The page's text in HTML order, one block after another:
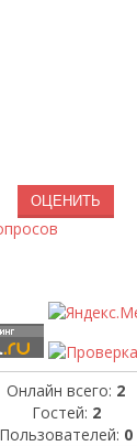
Онлайн всего: 2
Гостей: 2
Пользователей: 0